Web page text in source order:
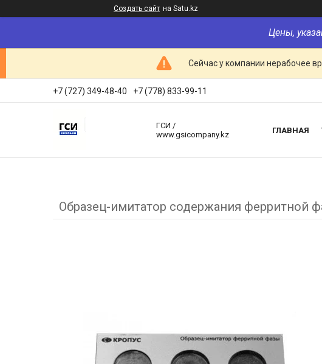
Создать сайт на Satu.kz
Цены,
Сейчас у компании нерабочее
+7 (727) 349-48-40 +7 (778) 833-99-11
ГСИ /
www.gsicompany.kz
ГЛАВНАЯ
Образец-имитатор содержания ферритной